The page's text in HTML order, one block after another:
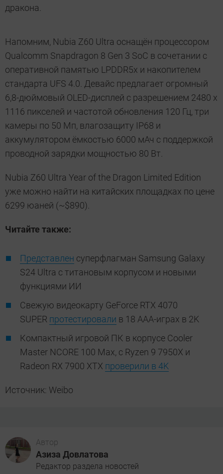
дракона.
Напомним, Nubia Z60 Ultra оснащён процессором
Qualcomm Snapdragon 8 Gen 3 SoC в сочетании с
оперативной памятью LPDDR5x и накопителем
стандарта UFS 4.0. Девайс предлагает огромный
6,8-дюймовый OLED-дисплей с разрешением 2480 x
1116 пикселей и частотой обновления 120 Гц, три
камеры по 50 Мп, влагозащиту IP68 и
аккумулятором ёмкостью 6000 мАч с поддержкой
проводной зарядки мощностью 80 Вт.
Nubia Z60 Ultra Year of the Dragon Limited Edition
уже можно найти на китайских площадках по цене
6299 юаней (~$890).
Читайте также:
Представлен суперфлагман Samsung Galaxy
S24 Ultra с титановым корпусом и новыми
функциями ИИ
Свежую видеокарту GeForce RTX 4070
SUPER протестировали в 18 ААА-играх в 2K
Компактный игровой ПК в корпусе Cooler
Master NCORE 100 Max, с Ryzen 9 7950X и
Radeon RX 7900 XTX проверили в 4K
Источник: Weibo
Автор
Азиза Довлатова
Редактор раздела новостей